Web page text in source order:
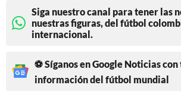
Siga nuestro canal para tener las
nuestras figuras, del fútbol
internacional.
⚽ Síganos en Google Noticias con
información del fútbol mundial